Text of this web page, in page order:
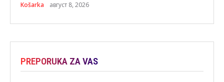
Košarka август 8, 2026
PREPORUKA ZA VAS